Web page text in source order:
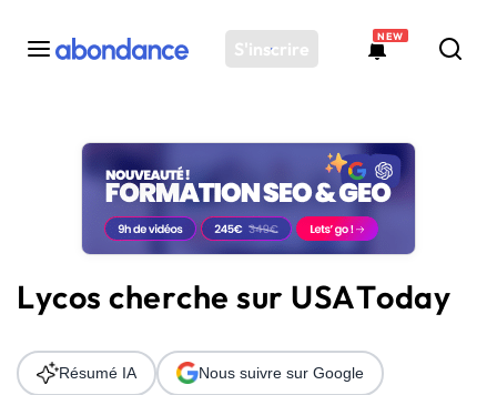
S'inscrire
NEW
Toutes les actus
Actus SEO
Plateforme
Solutions
Ressources
Audit SEO
Lycos cherche sur USAToday
Résumé IA Nous suivre sur Google